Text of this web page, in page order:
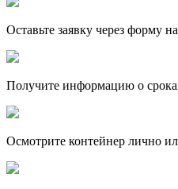
Оставьте заявку через форму
Получите информацию о
Осмотрите контейнер лично